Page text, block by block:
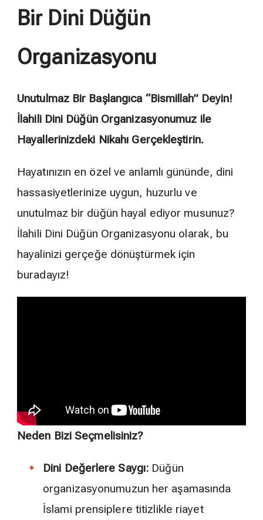
Bir Dini Düğün
Organizasyonu
Unutulmaz Bir Başlangıca “Bismillah” Deyin!
İlahili Dini Düğün Organizasyonumuz ile
Hayallerinizdeki Nikahı Gerçekleştirin.
Hayatınızın en özel ve anlamlı gününde, dini
hassasiyetlerinize uygun, huzurlu ve
unutulmaz bir düğün hayal ediyor musunuz?
İlahili Dini Düğün Organizasyonu olarak, bu
hayalinizi gerçeğe dönüştürmek için
buradayız!
Neden Bizi Seçmelisiniz?
Dini Değerlere Saygı: Düğün
organizasyonumuzun her aşamasında
İslami prensiplere titizlikle riayet